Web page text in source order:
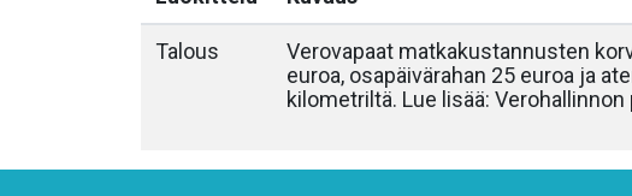
Talous
Verovapaat matkakustannusten
euroa, osapäivärahan 25 euroa ja
kilometriltä. Lue lisää: